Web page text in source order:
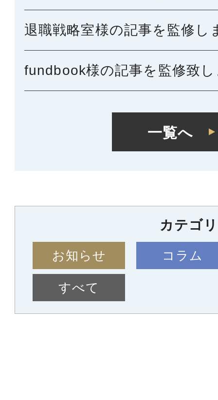
退職戦略室様の記事を監修し
fundbook様の記事を監修致
一覧へ
カテゴリ
お知らせ コラム
すべて